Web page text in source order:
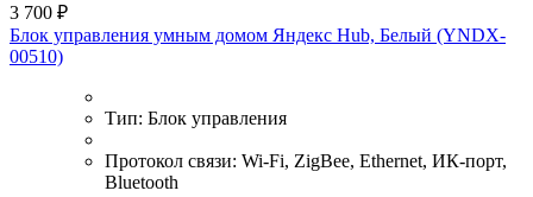
3 700 ₽
Блок управления умным домом Яндекс Hub, Белый (YNDX-
00510)
Тип: Блок управления
Протокол связи: Wi-Fi, ZigBee, Ethernet, ИК-порт,
Bluetooth